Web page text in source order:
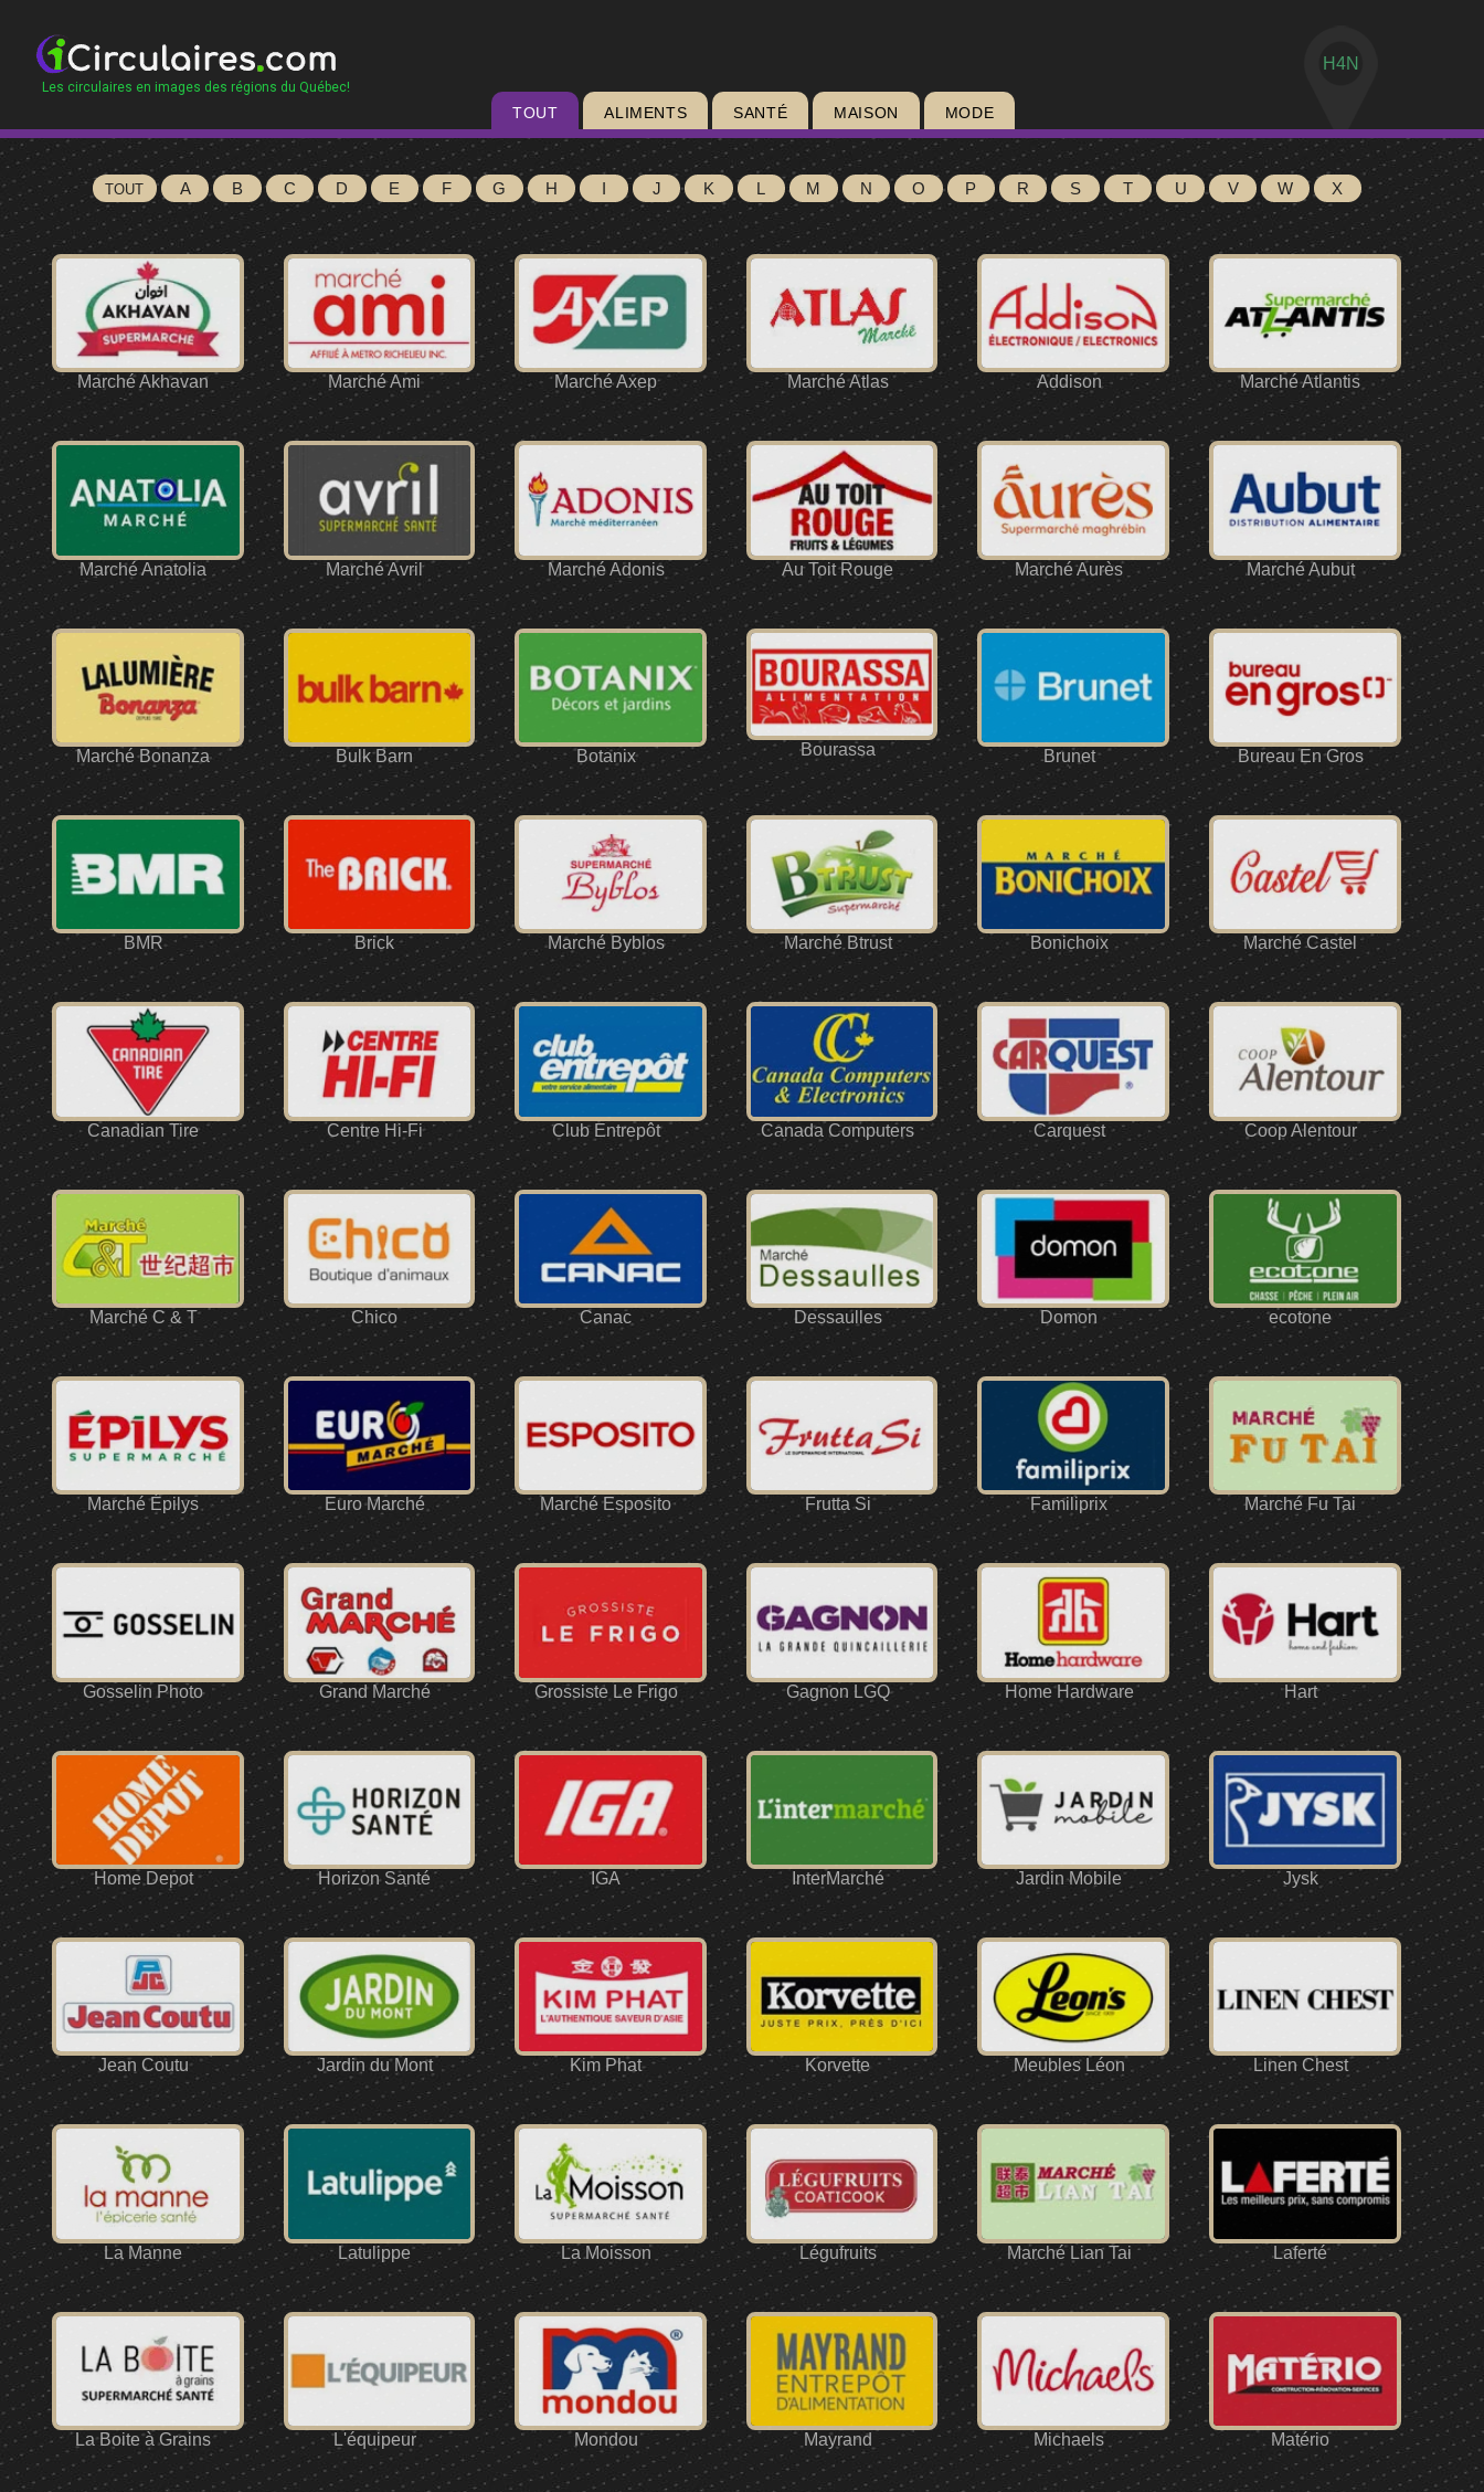
Les circulaires en images des régions du Québec!
TOUT ALIMENTS SANTÉ MAISON MODE
H4N
TOUT A B C D E F G H I J K L M N O P R S T U V W X
Marché Akhavan Marché Ami Marché Axep Marché Atlas Addison Marché Atlantis
Marché Anatolia Marché Avril Marché Adonis Au Toit Rouge Marché Aurès Marché Aubut
Marché Bonanza Bulk Barn Botanix Bourassa Brunet Bureau En Gros
BMR Brick Marché Byblos Marché Btrust Bonichoix Marché Castel
Canadian Tire Centre Hi-Fi Club Entrepôt Canada Computers Carquest Coop Alentour
Marché C & T Chico Canac Dessaulles Domon ecotone
Marché Épilys Euro Marché Marché Esposito Frutta Si Familiprix Marché Fu Tai
Gosselin Photo Grand Marché Grossiste Le Frigo Gagnon LGQ Home Hardware Hart
Home Depot Horizon Santé IGA InterMarché Jardin Mobile Jysk
Jean Coutu Jardin du Mont Kim Phat Korvette Meubles Léon Linen Chest
La Manne Latulippe La Moisson Légufruits Marché Lian Tai Laferté
La Boite à Grains L'équipeur Mondou Mayrand Michaels Matério